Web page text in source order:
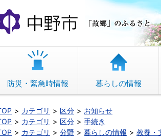
防災・緊急時情報 暮らしの情報
カテゴリ 区分
お知らせ
カテゴリ 区分
手続き
カテゴリ 分野 暮らしの情報 教養・